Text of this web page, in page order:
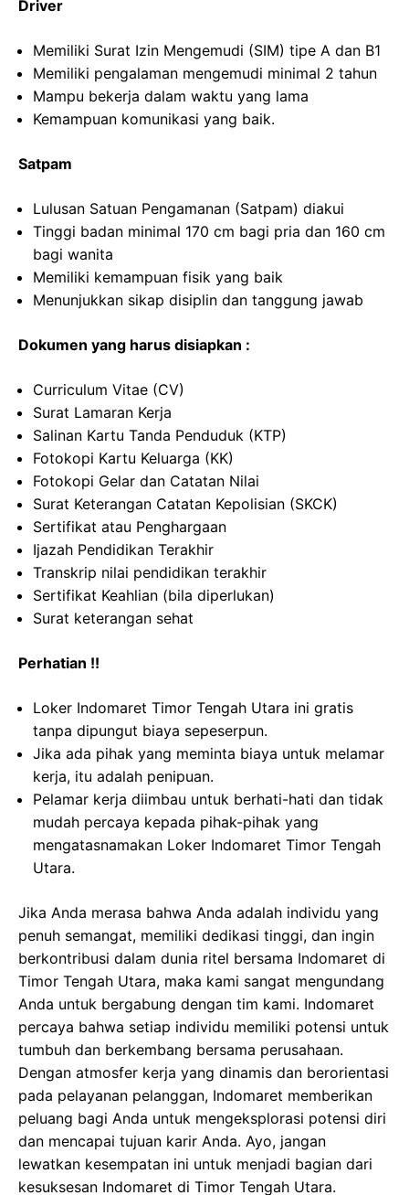
Driver
Memiliki Surat Izin Mengemudi (SIM) tipe A dan B1
Memiliki pengalaman mengemudi minimal 2 tahun
Mampu bekerja dalam waktu yang lama
Kemampuan komunikasi yang baik.
Satpam
Lulusan Satuan Pengamanan (Satpam) diakui
Tinggi badan minimal 170 cm bagi pria dan 160 cm
bagi wanita
Memiliki kemampuan fisik yang baik
Menunjukkan sikap disiplin dan tanggung jawab
Dokumen yang harus disiapkan :
Curriculum Vitae (CV)
Surat Lamaran Kerja
Salinan Kartu Tanda Penduduk (KTP)
Fotokopi Kartu Keluarga (KK)
Fotokopi Gelar dan Catatan Nilai
Surat Keterangan Catatan Kepolisian (SKCK)
Sertifikat atau Penghargaan
Ijazah Pendidikan Terakhir
Transkrip nilai pendidikan terakhir
Sertifikat Keahlian (bila diperlukan)
Surat keterangan sehat
Perhatian !!
Loker Indomaret Timor Tengah Utara ini gratis
tanpa dipungut biaya sepeserpun.
Jika ada pihak yang meminta biaya untuk melamar
kerja, itu adalah penipuan.
Pelamar kerja diimbau untuk berhati-hati dan tidak
mudah percaya kepada pihak-pihak yang
mengatasnamakan Loker Indomaret Timor Tengah
Utara.
Jika Anda merasa bahwa Anda adalah individu yang
penuh semangat, memiliki dedikasi tinggi, dan ingin
berkontribusi dalam dunia ritel bersama Indomaret di
Timor Tengah Utara, maka kami sangat mengundang
Anda untuk bergabung dengan tim kami. Indomaret
percaya bahwa setiap individu memiliki potensi untuk
tumbuh dan berkembang bersama perusahaan.
Dengan atmosfer kerja yang dinamis dan berorientasi
pada pelayanan pelanggan, Indomaret memberikan
peluang bagi Anda untuk mengeksplorasi potensi diri
dan mencapai tujuan karir Anda. Ayo, jangan
lewatkan kesempatan ini untuk menjadi bagian dari
kesuksesan Indomaret di Timor Tengah Utara.